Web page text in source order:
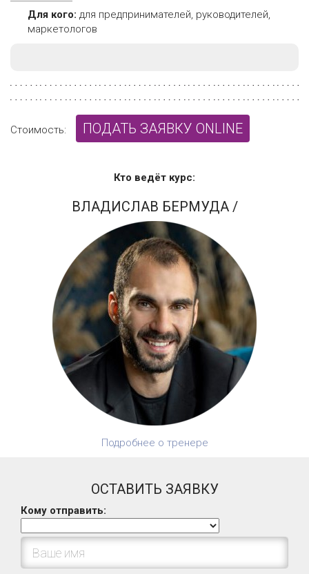
Для кого: для предпринимателей, руководителей,
маркетологов
Стоимость: ПОДАТЬ ЗАЯВКУ ONLINE
Кто ведёт курс:
ВЛАДИСЛАВ БЕРМУДА /
Подробнее о тренере
ОСТАВИТЬ ЗАЯВКУ
Кому отправить: